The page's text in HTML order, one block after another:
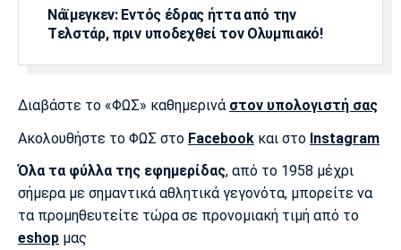
Νάϊμεγκεν: Εντός έδρας ήττα από την
Tελστάρ, πριν υποδεχθεί τον Ολυμπιακό!
Διαβάστε το «ΦΩΣ» καθημερινά στον υπολογιστή σας
Ακολουθήστε το ΦΩΣ στο Facebook και στο Instagram
Όλα τα φύλλα της εφημερίδας, από το 1958 μέχρι
σήμερα με σημαντικά αθλητικά γεγονότα, μπορείτε να
τα προμηθευτείτε τώρα σε προνομιακή τιμή από το
eshop μας